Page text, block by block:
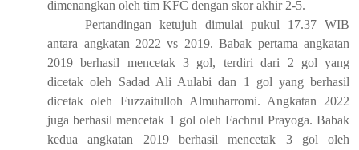
dimenangkan oleh tim KFC dengan skor akhir 2-5.
Pertandingan ketujuh dimulai pukul 17.37 WIB
antara angkatan 2022 vs 2019. Babak pertama angkatan
2019 berhasil mencetak 3 gol, terdiri dari 2 gol yang
dicetak oleh Sadad Ali Aulabi dan 1 gol yang berhasil
dicetak oleh Fuzzaitulloh Almuharromi. Angkatan 2022
juga berhasil mencetak 1 gol oleh Fachrul Prayoga. Babak
kedua angkatan 2019 berhasil mencetak 3 gol oleh